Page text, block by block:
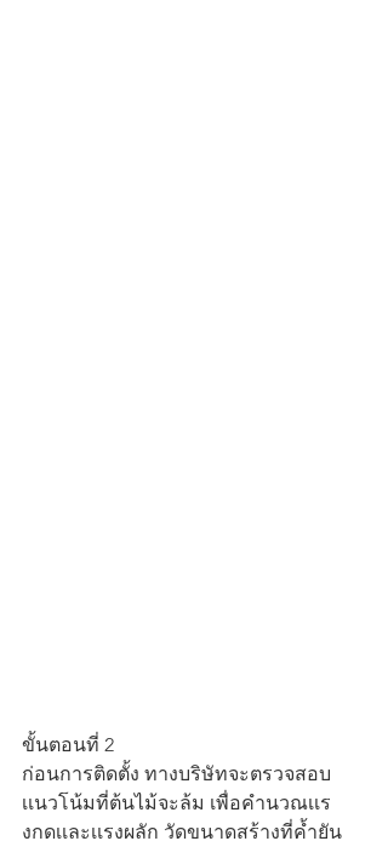
ขั้นตอนที่ 2
ก่อนการติดตั้ง ทางบริษัทจะตรวจสอบ
เเนวโน้มที่ต้นไม้จะล้ม เพื่อคำนวณเเร
งกดเเละเเรงผลัก วัดขนาดสร้างที่ค้ำยัน